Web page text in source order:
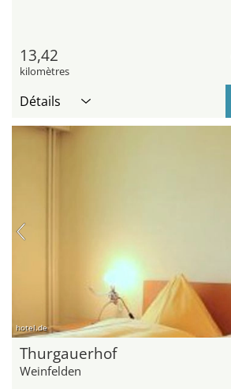
13,42
kilomètres
Détails
hotel.de
Thurgauerhof
Weinfelden